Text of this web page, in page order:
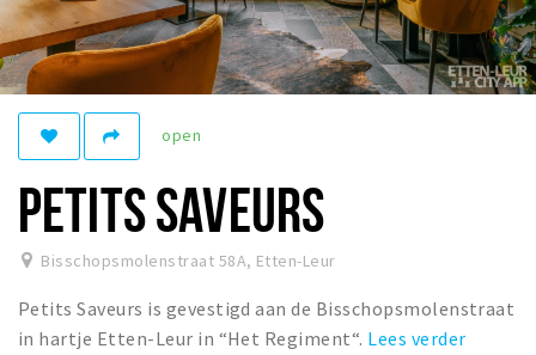
New in town? Check FAQ!
WONEN
Woonruimte
Inschrijven gemeente
Zorgverzekering
Huisarts en eerste hulp
Q&A
KORTING
open
PETITS SAVEURS
Bisschopsmolenstraat 58A, Etten-Leur
Petits Saveurs is gevestigd aan de Bisschopsmolenstraat
in hartje Etten-Leur in “Het Regiment“. Lees verder